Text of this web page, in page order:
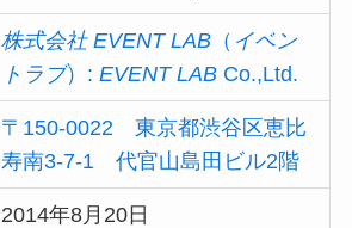
株式会社 EVENT LAB （ イベン
トラブ）:EVENT LAB Co.,Ltd.
〒150-0022 東京都渋谷区恵比
寿南3-7-1 代官山島田ビル2階
2014年8月20日